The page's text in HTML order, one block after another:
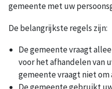
gemeente met uw
De belangrijkste regels zijn:
De gemeente vraagt
voor het afhandelen van
gemeente vraagt niet om